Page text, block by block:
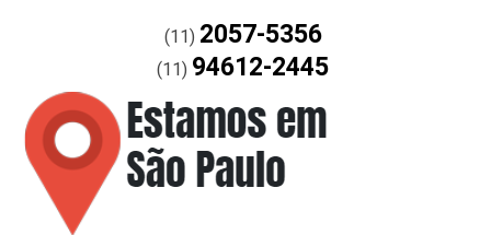
(11) 2057-5356
(11) 94612-2445